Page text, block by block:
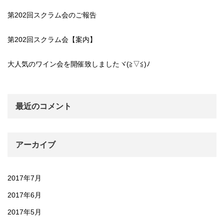
第202回スクラム会のご報告
第202回スクラム会【案内】
大人気のワイン会を開催致しましたヾ(≧▽≦)ﾉ
最近のコメント
アーカイブ
2017年7月
2017年6月
2017年5月